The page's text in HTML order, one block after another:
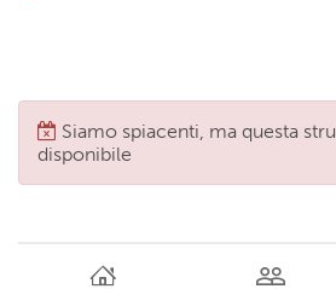
Siamo spiacenti, ma questa
disponibile